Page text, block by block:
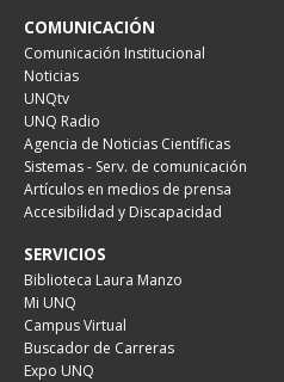
COMUNICACIÓN
Comunicación Institucional
Noticias
UNQtv
UNQ Radio
Agencia de Noticias Científicas
Sistemas - Serv. de comunicación
Artículos en medios de prensa
Accesibilidad y Discapacidad
SERVICIOS
Biblioteca Laura Manzo
Mi UNQ
Campus Virtual
Buscador de Carreras
Expo UNQ